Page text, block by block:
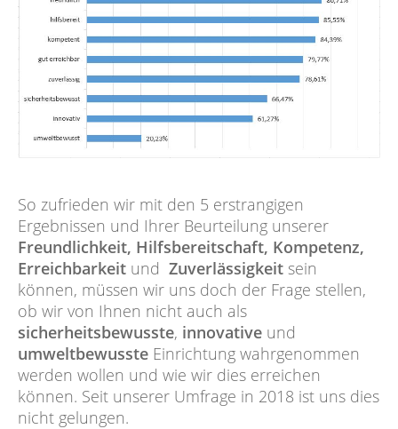
So zufrieden wir mit den 5 erstrangigen
Ergebnissen und Ihrer Beurteilung unserer
Freundlichkeit, Hilfsbereitschaft, Kompetenz,
Erreichbarkeit und Zuverlässigkeit sein
können, müssen wir uns doch der Frage stellen,
ob wir von Ihnen nicht auch als
sicherheitsbewusste, innovative und
umweltbewusste Einrichtung wahrgenommen
werden wollen und wie wir dies erreichen
können. Seit unserer Umfrage in 2018 ist uns dies
nicht gelungen.